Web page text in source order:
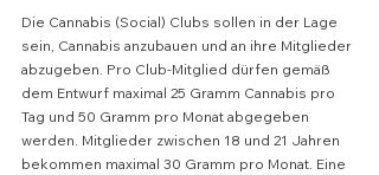
Die Cannabis (Social) Clubs sollen in der Lage
sein, Cannabis anzubauen und an ihre Mitglieder
abzugeben. Pro Club-Mitglied dürfen gemäß
dem Entwurf maximal 25 Gramm Cannabis pro
Tag und 50 Gramm pro Monat abgegeben
werden. Mitglieder zwischen 18 und 21 Jahren
bekommen maximal 30 Gramm pro Monat. Eine